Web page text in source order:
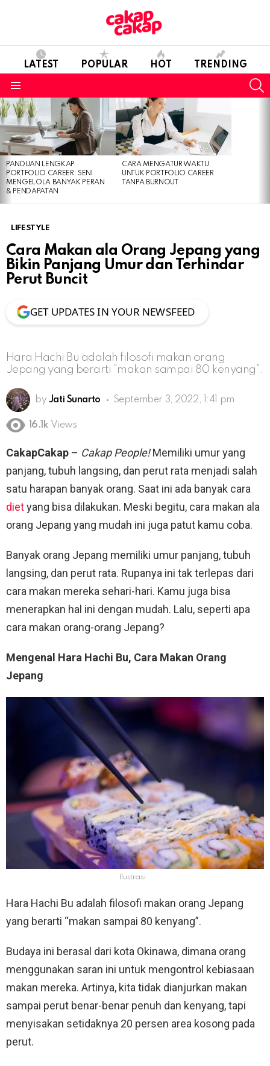
LATEST POPULAR HOT TRENDING
LATEST
STORIES
PANDUAN LENGKAP
PORTFOLIO CAREER: SENI
MENGELOLA BANYAK PERAN
& PENDAPATAN
CARA MENGATUR WAKTU
UNTUK PORTFOLIO CAREER
TANPA BURNOUT
LIFESTYLE
Cara Makan ala Orang Jepang yang
Bikin Panjang Umur dan Terhindar
Perut Buncit
GET UPDATES IN YOUR NEWSFEED
Hara Hachi Bu adalah filosofi makan orang
Jepang yang berarti “makan sampai 80 kenyang”.
by Jati Sunarto September 3, 2022, 1:41 pm
16.1k Views
CakapCakap – Cakap People!Memiliki umur yang
panjang, tubuh langsing, dan perut rata menjadi salah
satu harapan banyak orang. Saat ini ada banyak cara
dietyang bisa dilakukan. Meski begitu, cara makan ala
orang Jepang yang mudah ini juga patut kamu coba.
Banyak orang Jepang memiliki umur panjang, tubuh
langsing, dan perut rata. Rupanya ini tak terlepas dari
cara makan mereka sehari-hari. Kamu juga bisa
menerapkan hal ini dengan mudah. Lalu, seperti apa
cara makan orang-orang Jepang?
Mengenal Hara Hachi Bu, Cara Makan Orang
Jepang
Ilustrasi
Hara Hachi Bu adalah filosofi makan orang Jepang
yang berarti “makan sampai 80 kenyang”.
Budaya ini berasal dari kota Okinawa, dimana orang
menggunakan saran ini untuk mengontrol kebiasaan
makan mereka. Artinya, kita tidak dianjurkan makan
sampai perut benar-benar penuh dan kenyang, tapi
menyisakan setidaknya 20 persen area kosong pada
perut.